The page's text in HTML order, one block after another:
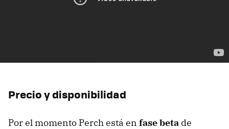
Precio y disponibilidad
Por el momento Perch está en fase beta de